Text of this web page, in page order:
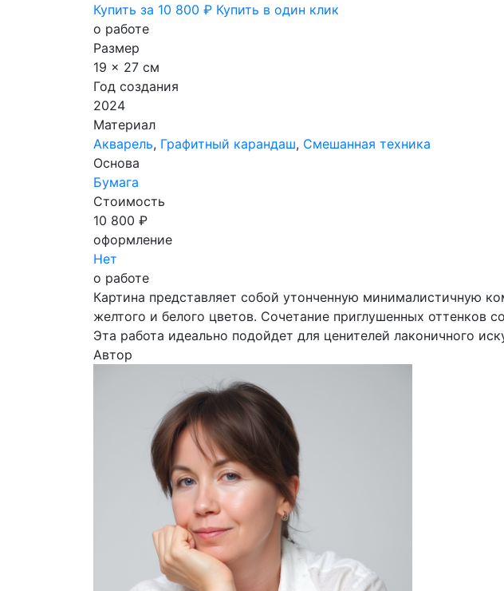
Купить за 10 800 ₽ Купить в один клик
о работе
Размер
19 x 27 см
Год создания
2024
Материал
Акварель, Графитный карандаш, Смешанная техника
Основа
Бумага
Стоимость
10 800 ₽
оформление
Нет
о работе
Картина представляет собой утонченную минималистичную
желтого и белого цветов. Сочетание приглушенных оттенков
Эта работа идеально подойдет для ценителей лаконичного
Автор